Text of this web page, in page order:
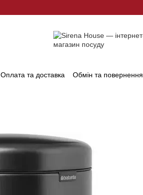
Оплата та доставка Обмін та повернення